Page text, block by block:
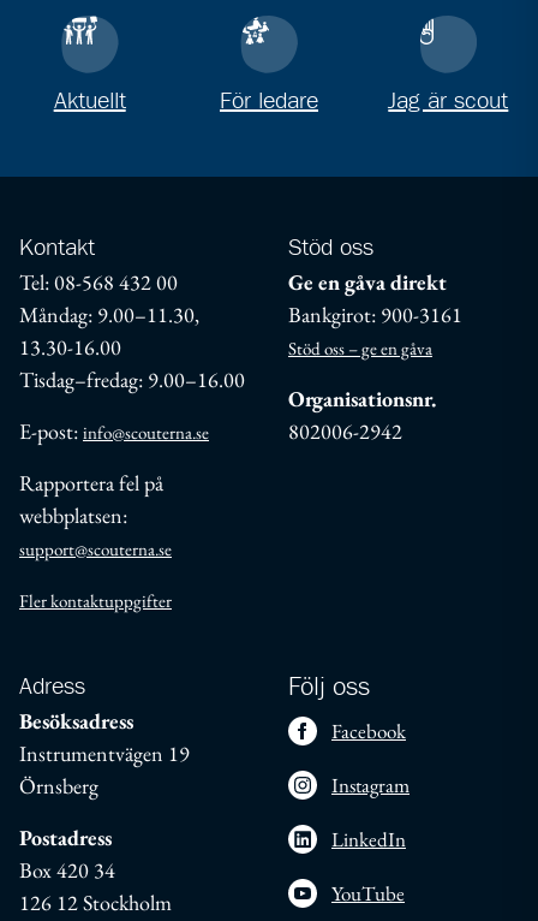
Aktuellt För ledare Jag är scout
Kontakt
Tel: 08-568 432 00
Måndag: 9.00–11.30,
13.30-16.00
Tisdag–fredag: 9.00–16.00
E-post: info@scouterna.se
Rapportera fel på
webbplatsen:
support@scouterna.se
Fler kontaktuppgifter
Stöd oss
Ge en gåva direkt
Bankgirot: 900-3161
Stöd oss – ge en gåva
Organisationsnr.
802006-2942
Adress
Besöksadress
Instrumentvägen 19
Örnsberg
Postadress
Box 420 34
126 12 Stockholm
Följ oss
Facebook
Instagram
LinkedIn
YouTube